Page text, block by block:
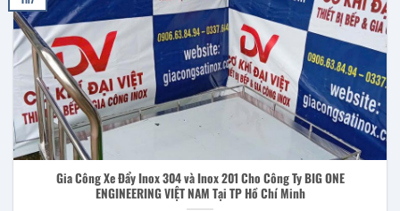
Gia Công Xe Đẩy Inox 304 và Inox 201 Cho Công Ty BIG ONE
ENGINEERING VIỆT NAM Tại TP Hồ Chí Minh